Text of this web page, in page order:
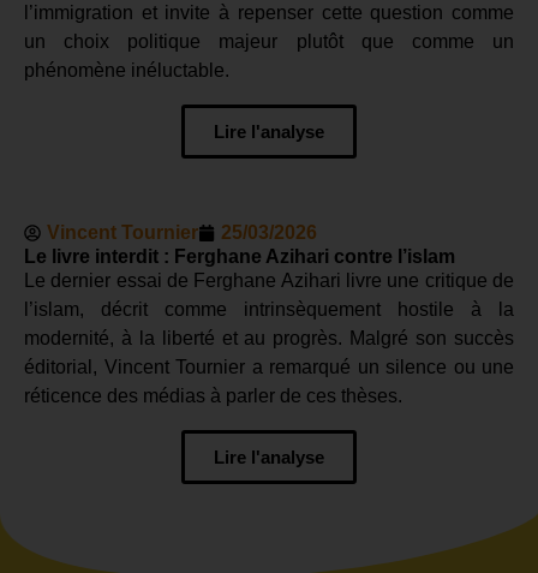
l’immigration et invite à repenser cette question comme
un choix politique majeur plutôt que comme un
phénomène inéluctable.
Lire l'analyse
Vincent Tournier
25/03/2026
Le livre interdit : Ferghane Azihari contre l’islam
Le dernier essai de Ferghane Azihari livre une critique de
l’islam, décrit comme intrinsèquement hostile à la
modernité, à la liberté et au progrès. Malgré son succès
éditorial, Vincent Tournier a remarqué un silence ou une
réticence des médias à parler de ces thèses.
Lire l'analyse